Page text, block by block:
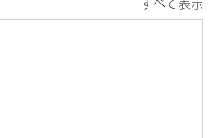
すべて表示